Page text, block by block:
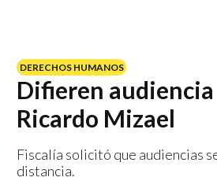
DERECHOS HUMANOS
Difieren
Ricardo Mizael
Fiscalía solicitó que audiencias
distancia.